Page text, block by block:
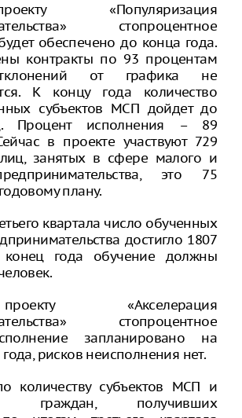
«Популяризация
стопроцентное
обеспечено до конца года.
контракты по 93 процентам
от графика не
К концу года количество
субъектов МСП дойдет до
Процент исполнения – 89
в проекте участвуют 729
занятых в сфере малого и
это 75
плану.
квартала число обученных
достигло 1807
конец года обучение должны
«Акселерация
стопроцентное
запланировано на
рисков неисполнения нет.
количеству субъектов МСП и
граждан, получивших